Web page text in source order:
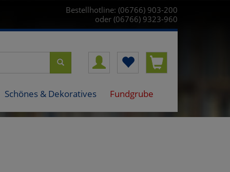
Bestellhotline: (06766) 903-200
oder (06766) 9323-960
Schönes & Dekoratives Fundgrube